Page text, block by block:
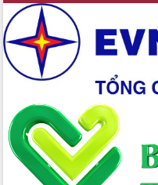
Triển khai đồng bộ đo đạc, lập hồ sơ
địa chính, hoàn thiện cơ sở dữ liệu đất
đai
Ứng dụng sinh trắc học - Bước tiến
trong hành trình chuyển đổi số tại Đắk
Đắk Lắk nâng cao hiệu quả công tác
Đảng từ Sổ tay đảng viên điện tử
Đắk Lắk đẩy mạnh nuôi biển công
nghệ, hướng tới phát triển thủy sản
bền vững